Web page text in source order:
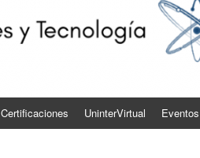
Certificaciones UninterVirtual Eventos